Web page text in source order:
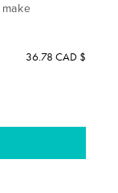
36.78 CAD $